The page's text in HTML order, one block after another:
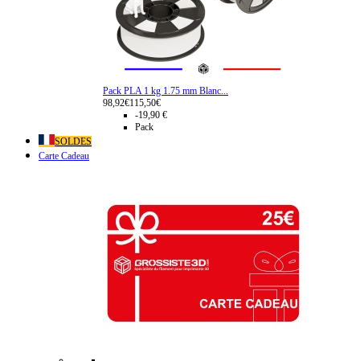
Pack PLA 1 kg 1.75 mm Blanc...
98,92€115,50€
-19,90 €
Pack
SOLDES
Carte Cadeau